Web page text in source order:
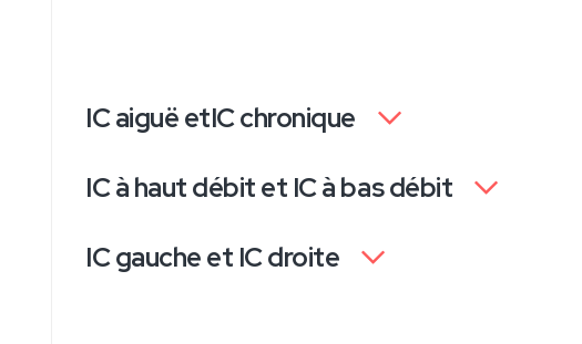
IC aiguë etIC chronique
IC à haut débit et IC à bas débit
IC gauche et IC droite